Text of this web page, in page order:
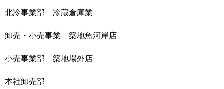
北冷事業部 冷蔵倉庫業
卸売・小売事業 築地魚河岸店
小売事業部 築地場外店
本社卸売部